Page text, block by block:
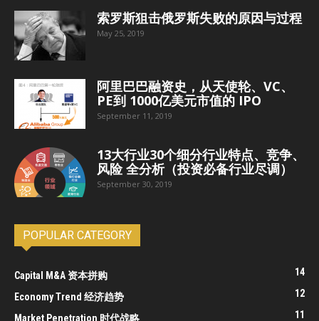
索罗斯狙击俄罗斯失败的原因与过程
May 25, 2019
阿里巴巴融资史，从天使轮、VC、
PE到 1000亿美元市值的 IPO
September 11, 2019
13大行业30个细分行业特点、竞争、
风险 全分析（投资必备行业尽调）
September 30, 2019
POPULAR CATEGORY
Capital M&A 资本拼购 14
Economy Trend 经济趋势 12
Market Penetration 时代战略 11